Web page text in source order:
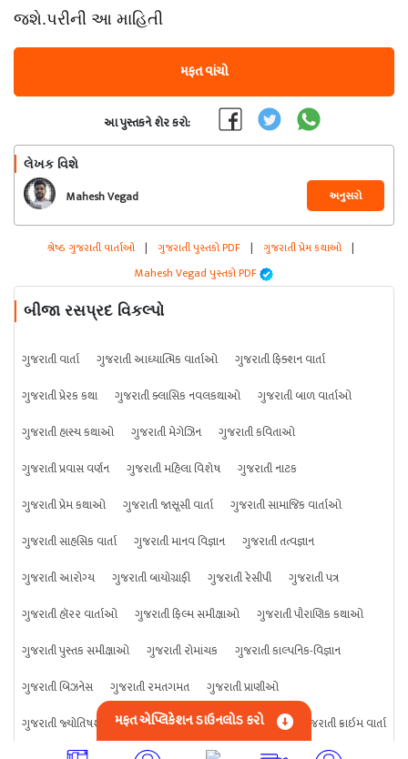
જશે.પરીની આ માહિતી
મફત વાંચો
આ પુસ્તકને શેર કરો:
લેખક વિશે
Mahesh Vegad અનુસરો
શ્રેષ્ઠ ગુજરાતી વાર્તાઓ | ગુજરાતી પુસ્તકો PDF | ગુજરાતી પ્રેમ કથાઓ |
Mahesh Vegad પુસ્તકો PDF
બીજા રસપ્રદ વિકલ્પો
ગુજરાતી વાર્તા ગુજરાતી આધ્યાત્મિક વાર્તાઓ
ગુજરાતી ફિક્શન વાર્તા
ગુજરાતી પ્રેરક કથા
ગુજરાતી ક્લાસિક નવલકથાઓ
ગુજરાતી બાળ વાર્તાઓ
ગુજરાતી હાસ્ય કથાઓ
ગુજરાતી મેગેઝિન
ગુજરાતી કવિતાઓ
ગુજરાતી પ્રવાસ વર્ણન
ગુજરાતી મહિલા વિશેષ
ગુજરાતી નાટક
ગુજરાતી પ્રેમ કથાઓ
ગુજરાતી જાસૂસી વાર્તા
ગુજરાતી સામાજિક વાર્તાઓ
ગુજરાતી સાહસિક વાર્તા
ગુજરાતી માનવ વિજ્ઞાન
ગુજરાતી તત્વજ્ઞાન
ગુજરાતી આરોગ્ય
ગુજરાતી બાયોગ્રાફી ગુજરાતી રેસીપી
ગુજરાતી પત્ર
ગુજરાતી હૉરર વાર્તાઓ
ગુજરાતી ફિલ્મ સમીક્ષાઓ
ગુજરાતી પૌરાણિક કથાઓ
ગુજરાતી પુસ્તક સમીક્ષાઓ
ગુજરાતી રોમાંચક
ગુજરાતી કાલ્પનિક-વિજ્ઞાન
ગુજરાતી બિઝનેસ
ગુજરાતી રમતગમત
ગુજરાતી પ્રાણીઓ
ગુજરાતી જ્યોતિષશાસ્ત્ર
ગુજરાતી વિજ્ઞાન ગુજરાતી કંઈપણ ગુજરાતી ક્રાઇમ વાર્તા
મફત એપ્લિકેશન ડાઉનલોડ કરો